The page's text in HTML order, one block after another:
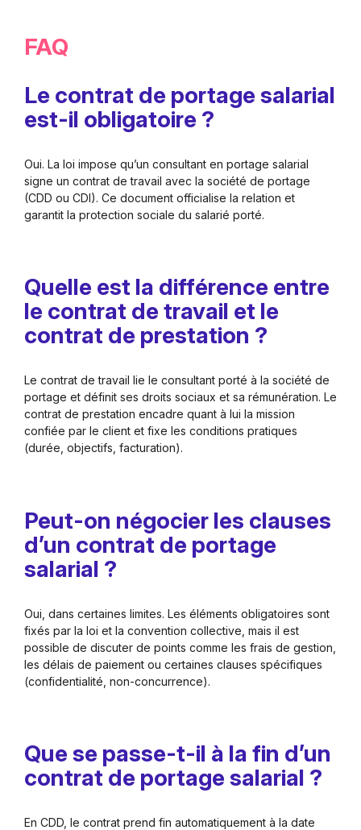
FAQ
Le contrat de portage salarial
est-il obligatoire ?
Oui. La loi impose qu’un consultant en portage salarial
signe un contrat de travail avec la société de portage
(CDD ou CDI). Ce document officialise la relation et
garantit la protection sociale du salarié porté.
Quelle est la différence entre
le contrat de travail et le
contrat de prestation ?
Le contrat de travail lie le consultant porté à la société de
portage et définit ses droits sociaux et sa rémunération. Le
contrat de prestation encadre quant à lui la mission
confiée par le client et fixe les conditions pratiques
(durée, objectifs, facturation).
Peut-on négocier les clauses
d’un contrat de portage
salarial ?
Oui, dans certaines limites. Les éléments obligatoires sont
fixés par la loi et la convention collective, mais il est
possible de discuter de points comme les frais de gestion,
les délais de paiement ou certaines clauses spécifiques
(confidentialité, non-concurrence).
Que se passe-t-il à la fin d’un
contrat de portage salarial ?
En CDD, le contrat prend fin automatiquement à la date